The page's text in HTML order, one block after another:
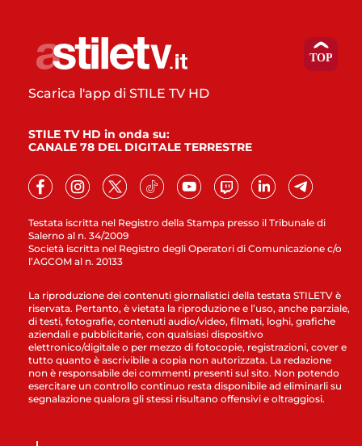
Testata iscritta nel Registro della Stampa presso il Tribunale di
Salerno al n. 34/2009
Società iscritta nel Registro degli Operatori di Comunicazione c/o
l’AGCOM al n. 20133
Scarica l'app di STILE TV HD
STILE TV HD in onda su:
CANALE 78 DEL DIGITALE TERRESTRE
La riproduzione dei contenuti giornalistici della testata STILETV è
riservata. Pertanto, è vietata la riproduzione e l’uso, anche parziale,
di testi, fotografie, contenuti audio/video, filmati, loghi, grafiche
aziendali e pubblicitarie, con qualsiasi dispositivo
elettronico/digitale o per mezzo di fotocopie, registrazioni, cover e
tutto quanto è ascrivibile a copia non autorizzata. La redazione
non è responsabile dei commenti presenti sul sito. Non potendo
esercitare un controllo continuo resta disponibile ad eliminarli su
segnalazione qualora gli stessi risultano offensivi e oltraggiosi.